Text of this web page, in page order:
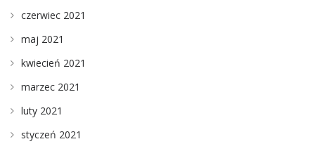
czerwiec 2021
maj 2021
kwiecień 2021
marzec 2021
luty 2021
styczeń 2021